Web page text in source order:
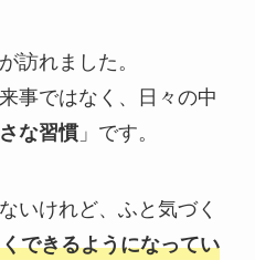
訪れました。
事ではなく、日々の中
な習慣」です。
いけれど、ふと気づく
できるようになってい